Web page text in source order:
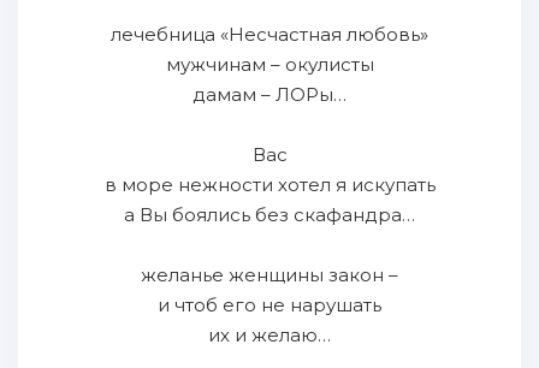
лечебница «Несчастная любовь»
мужчинам – окулисты
дамам – ЛОРы…
Вас
в море нежности хотел я искупать
а Вы боялись без скафандра…
желанье женщины закон –
и чтоб его не нарушать
их и желаю…